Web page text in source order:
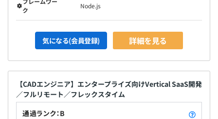
ク
Node.js
気になる(会員登録) 詳細を見る
【CADエンジニア】エンタープライズ向けVertical SaaS開発
／フルリモート／フレックスタイム
通過ランク：B